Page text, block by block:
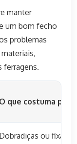
manter
um bom fecho
problemas
ferragens.
O que costuma
Dobradiças ou